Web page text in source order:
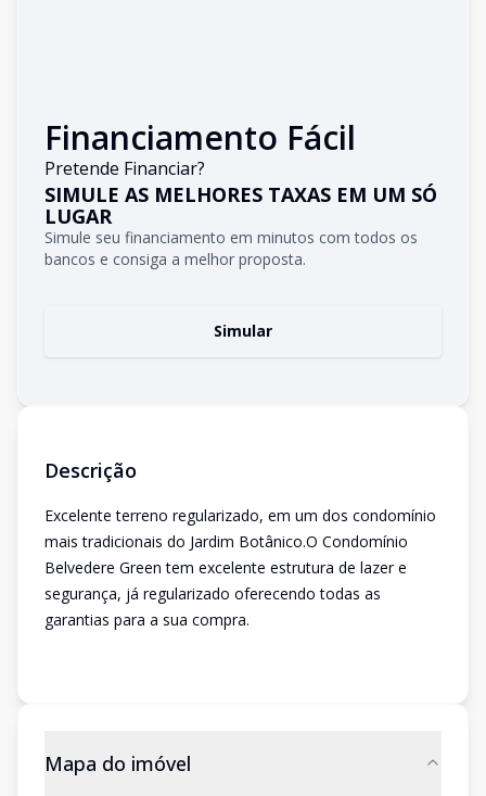
Financiamento Fácil
Pretende Financiar?
SIMULE AS MELHORES TAXAS EM UM SÓ
LUGAR
Simule seu financiamento em minutos com todos os
bancos e consiga a melhor proposta.
Simular
Descrição
Excelente terreno regularizado, em um dos condomínio
mais tradicionais do Jardim Botânico.O Condomínio
Belvedere Green tem excelente estrutura de lazer e
segurança, já regularizado oferecendo todas as
garantias para a sua compra.
Mapa do imóvel